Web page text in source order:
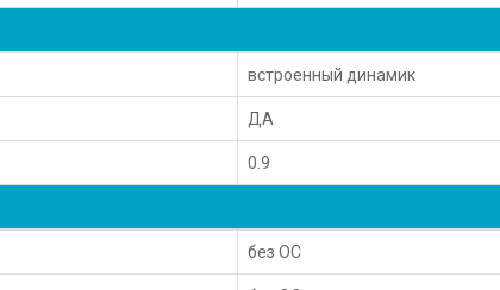
встроенный динамик
ДА
0.9
без ОС